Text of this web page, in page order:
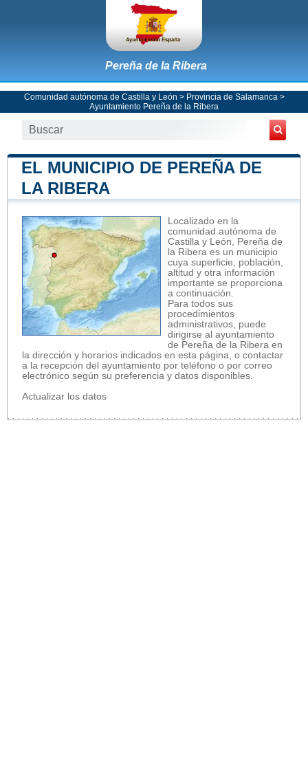
Pereña de la Ribera
Comunidad autónoma de Castilla y León > Provincia de Salamanca >
Ayuntamiento Pereña de la Ribera
EL MUNICIPIO DE PEREÑA DE
LA RIBERA
Localizado en la
comunidad autónoma de
Castilla y León, Pereña de
la Ribera es un municipio
cuya superficie, población,
altitud y otra información
importante se proporciona
a continuación.
Para todos sus
procedimientos
administrativos, puede
dirigirse al ayuntamiento
de Pereña de la Ribera en
la dirección y horarios indicados en esta página, o contactar
a la recepción del ayuntamiento por teléfono o por correo
electrónico según su preferencia y datos disponibles.
Actualizar los datos